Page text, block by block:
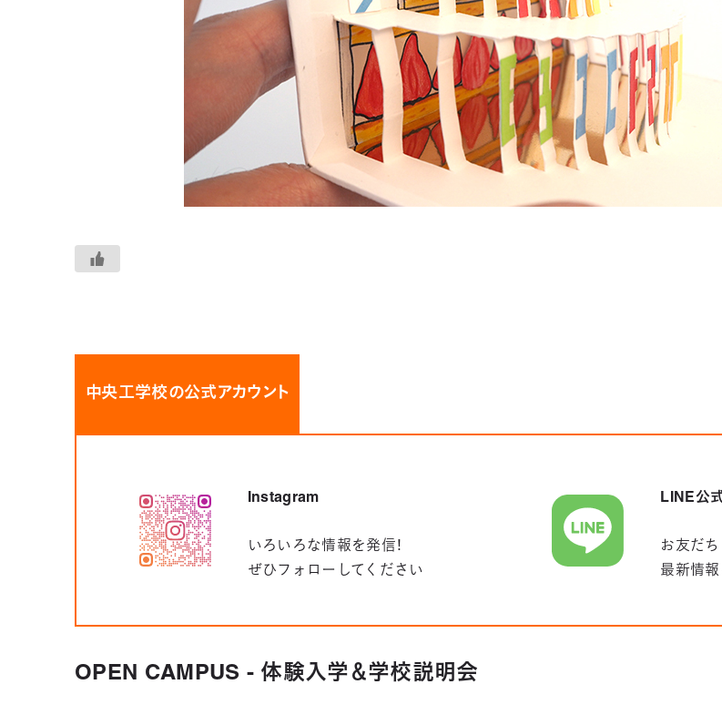
中央工学校の公式アカウント
Instagram
いろいろな情報を発信！
ぜひフォローしてください
LINE公
お友だち
最新情報
OPEN CAMPUS - 体験入学＆学校説明会